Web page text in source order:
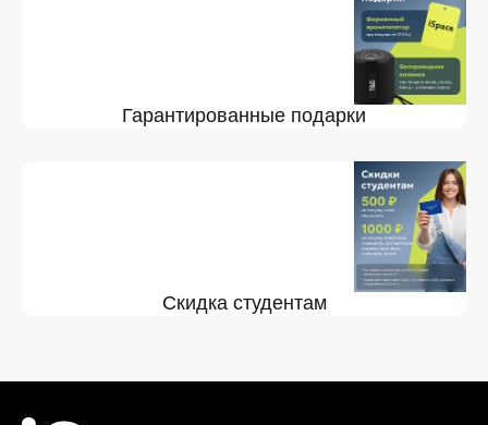
Гарантированные подарки
Скидка студентам